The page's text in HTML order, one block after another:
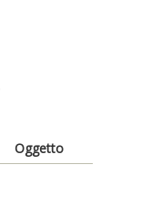
Oggetto